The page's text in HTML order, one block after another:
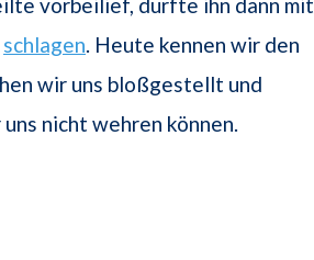
vorbeilief, durfte ihn dann mit
schlagen. Heute kennen wir den
wir uns bloßgestellt und
nicht wehren können.